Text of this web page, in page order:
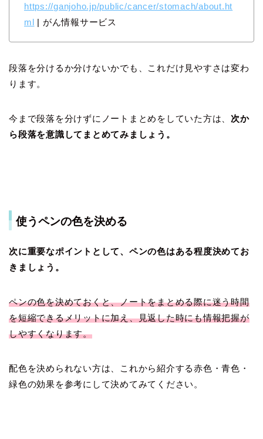
https://ganjoho.jp/public/cancer/stomach/about.ht
ml | がん情報サービス
段落を分けるか分けないかでも、これだけ見やすさは変わ
ります。
今まで段落を分けずにノートまとめをしていた方は、次か
ら段落を意識してまとめてみましょう。
使うペンの色を決める
次に重要なポイントとして、ペンの色はある程度決めてお
きましょう。
ペンの色を決めておくと、ノートをまとめる際に迷う時間
を短縮できるメリットに加え、見返した時にも情報把握が
しやすくなります。
配色を決められない方は、これから紹介する赤色・青色・
緑色の効果を参考にして決めてみてください。